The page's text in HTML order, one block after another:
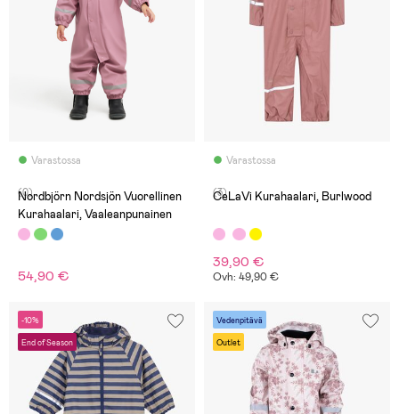
Varastossa
(0)
Nordbjörn Nordsjön Vuorellinen
Kurahaalari, Vaaleanpunainen
54,90 €
Varastossa
(3)
CeLaVi Kurahaalari, Burlwood
39,90 €
Ovh: 49,90 €
-10%
End of Season
Vedenpitävä
Outlet